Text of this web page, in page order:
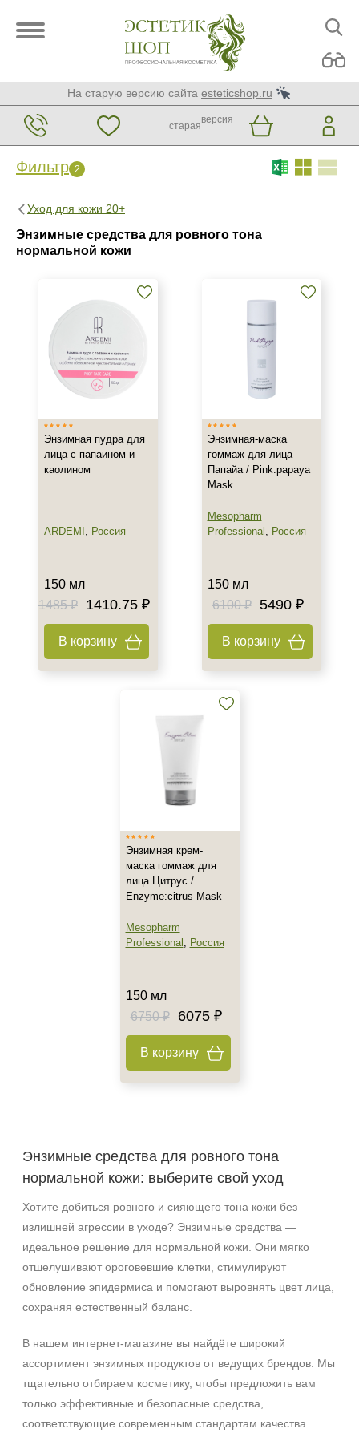
На старую версию сайта esteticshop.ru
старая
версия
Фильтр 2
Уход для кожи 20+
Энзимные средства для ровного тона
нормальной кожи
Фильтр 2 Сброс
Бренд
Mesopharm Professional
Страна
Израиль
Испания
Показать еще
Тип товара
Гоммаж
Класс косметики
Профессиональная
Универсальная
Любой возраст (от 18 лет)
Под макияж
После пилинга
Результат
Гладкость
Защита
Показать еще
Область применения
Энзимная пудра для
лица с папаином и
каолином
ARDEMI , Россия
150 мл
1485 ₽
1410.75 ₽
В корзину
Энзимная-маска
гоммаж для лица
Папайа / Pink:papaya
Mask
Mesopharm
Professional , Россия
150 мл
6100 ₽
5490 ₽
В корзину
Энзимная крем-
маска гоммаж для
лица Цитрус /
Enzyme:citrus Mask
Mesopharm
Professional , Россия
150 мл
6750 ₽
6075 ₽
В корзину
Энзимные средства для ровного тона
нормальной кожи: выберите свой уход
Хотите добиться ровного и сияющего тона кожи без
излишней агрессии в уходе? Энзимные средства —
идеальное решение для нормальной кожи. Они мягко
отшелушивают ороговевшие клетки, стимулируют
обновление эпидермиса и помогают выровнять цвет лица,
сохраняя естественный баланс.
В нашем интернет‑магазине вы найдёте широкий
ассортимент энзимных продуктов от ведущих брендов. Мы
тщательно отбираем косметику, чтобы предложить вам
только эффективные и безопасные средства,
соответствующие современным стандартам качества.